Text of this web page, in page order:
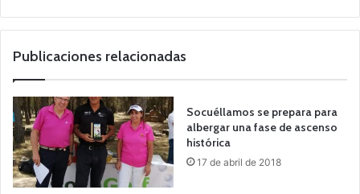
we
Publicaciones relacionadas
Socuéllamos se prepara para
albergar una fase de ascenso
histórica
17 de abril de 2018